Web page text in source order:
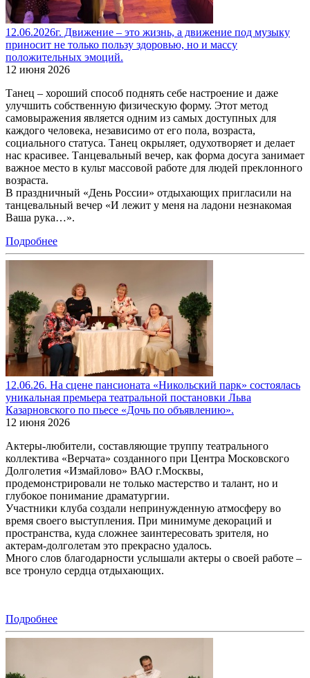
12.06.2026г. Движение – это жизнь, а движение под музыку
приносит не только пользу здоровью, но и массу
положительных эмоций.
12 июня 2026
Танец – хороший способ поднять себе настроение и даже
улучшить собственную физическую форму. Этот метод
самовыражения является одним из самых доступных для
каждого человека, независимо от его пола, возраста,
социального статуса. Танец окрыляет, одухотворяет и делает
нас красивее. Танцевальный вечер, как форма досуга занимает
важное место в культ массовой работе для людей преклонного
возраста.
В праздничный «День России» отдыхающих пригласили на
танцевальный вечер «И лежит у меня на ладони незнакомая
Ваша рука…».
Подробнее
12.06.26. На сцене пансионата «Никольский парк» состоялась
уникальная премьера театральной постановки Льва
Казарновского по пьесе «Дочь по объявлению».
12 июня 2026
Актеры-любители, составляющие труппу театрального
коллектива «Верчата» созданного при Центра Московского
Долголетия «Измайлово» ВАО г.Москвы,
продемонстрировали не только мастерство и талант, но и
глубокое понимание драматургии.
Участники клуба создали непринужденную атмосферу во
время своего выступления. При минимуме декораций и
пространства, куда сложнее заинтересовать зрителя, но
актерам-долголетам это прекрасно удалось.
Много слов благодарности услышали актеры о своей работе –
все тронуло сердца отдыхающих.
Подробнее